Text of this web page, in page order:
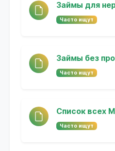
Займы для
Часто ищут
Займы без
Часто ищут
Список всех
Часто ищут